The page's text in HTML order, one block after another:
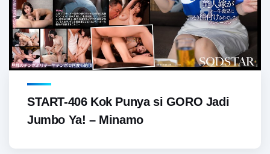
START-406 Kok Punya si GORO Jadi
Jumbo Ya! – Minamo